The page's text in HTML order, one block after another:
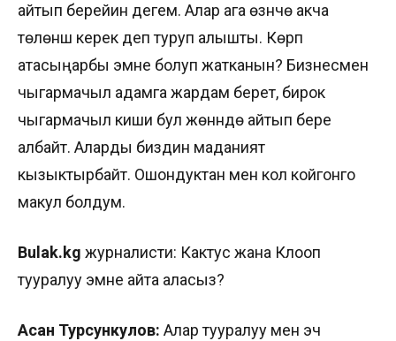
айтып берейин дегем. Алар ага өзүнчө акча
төлөнүш керек деп туруп алышты. Көрүп
атасыңарбы эмне болуп жатканын? Бизнесмен
чыгармачыл адамга жардам берет, бирок
чыгармачыл киши бул жөнүндө айтып бере
албайт. Аларды биздин маданият
кызыктырбайт. Ошондуктан мен кол койгонго
макул болдум.
Bulak.kg журналисти: Кактус жана Клооп
тууралуу эмне айта аласыз?
Асан Турсункулов: Алар тууралуу мен эч